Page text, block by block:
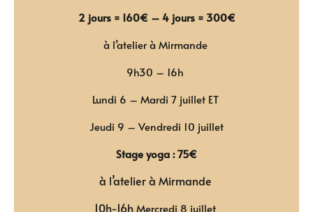
2 jours = 160€ – 4 jours = 300€
à l’atelier à Mirmande
9h30 – 16h
Lundi 6 – Mardi 7 juillet ET
Jeudi 9 – Vendredi 10 juillet
Stage yoga : 75€
à l’atelier à Mirmande
10h-16hMercredi 8 juillet